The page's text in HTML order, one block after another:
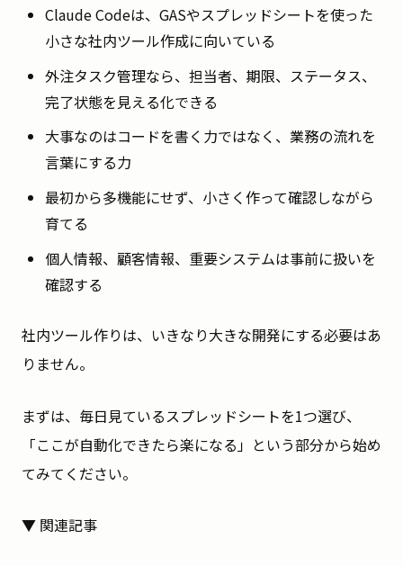
Claude Codeは、GASやスプレッドシートを使った
小さな社内ツール作成に向いている
外注タスク管理なら、担当者、期限、ステータス、
完了状態を見える化できる
大事なのはコードを書く力ではなく、業務の流れを
言葉にする力
最初から多機能にせず、小さく作って確認しながら
育てる
個人情報、顧客情報、重要システムは事前に扱いを
確認する
社内ツール作りは、いきなり大きな開発にする必要はあ
りません。
まずは、毎日見ているスプレッドシートを1つ選び、
「ここが自動化できたら楽になる」という部分から始め
てみてください。
▼ 関連記事